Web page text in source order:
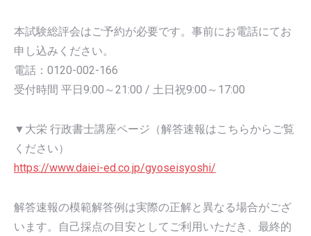
本試験総評会はご予約が必要です。事前にお電話にてお
申し込みください。
電話：0120-002-166
受付時間 平日9:00～21:00 / 土日祝9:00～17:00
▼大栄 行政書士講座ページ（解答速報はこちらからご覧
ください）
https://www.daiei-ed.co.jp/gyoseisyoshi/
解答速報の模範解答例は実際の正解と異なる場合がござ
います。自己採点の目安としてご利用いただき、最終的